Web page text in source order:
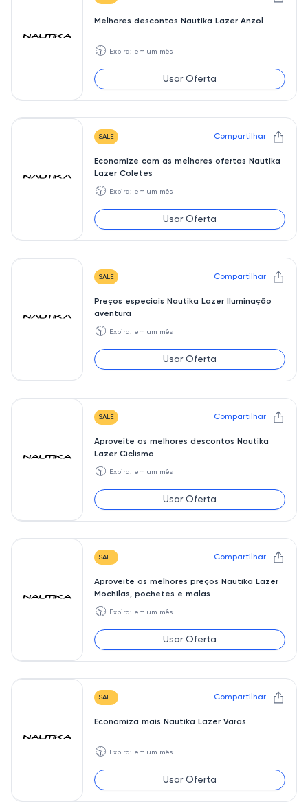
Melhores descontos Nautika Lazer Anzol
🕥 Expira: em um mês
Usar Oferta
SALE Compartilhar
Economize com as melhores ofertas Nautika
Lazer Coletes
🕥 Expira: em um mês
Usar Oferta
SALE Compartilhar
Preços especiais Nautika Lazer Iluminação
aventura
🕥 Expira: em um mês
Usar Oferta
SALE Compartilhar
Aproveite os melhores descontos Nautika
Lazer Ciclismo
🕥 Expira: em um mês
Usar Oferta
SALE Compartilhar
Aproveite os melhores preços Nautika Lazer
Mochilas, pochetes e malas
🕥 Expira: em um mês
Usar Oferta
SALE Compartilhar
Economiza mais Nautika Lazer Varas
🕥 Expira: em um mês
Usar Oferta